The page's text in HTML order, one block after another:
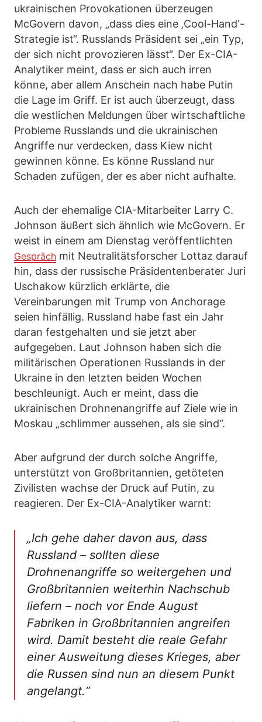
ukrainischen Provokationen überzeugen
McGovern davon, „dass dies eine ‚Cool-Hand‘-
Strategie ist“. Russlands Präsident sei „ein Typ,
der sich nicht provozieren lässt“. Der Ex-CIA-
Analytiker meint, dass er sich auch irren
könne, aber allem Anschein nach habe Putin
die Lage im Griff. Er ist auch überzeugt, dass
die westlichen Meldungen über wirtschaftliche
Probleme Russlands und die ukrainischen
Angriffe nur verdecken, dass Kiew nicht
gewinnen könne. Es könne Russland nur
Schaden zufügen, der es aber nicht aufhalte.
Auch der ehemalige CIA-Mitarbeiter Larry C.
Johnson äußert sich ähnlich wie McGovern. Er
weist in einem am Dienstag veröffentlichten
Gespräch mit Neutralitätsforscher Lottaz darauf
hin, dass der russische Präsidentenberater Juri
Uschakow kürzlich erklärte, die
Vereinbarungen mit Trump von Anchorage
seien hinfällig. Russland habe fast ein Jahr
daran festgehalten und sie jetzt aber
aufgegeben. Laut Johnson haben sich die
militärischen Operationen Russlands in der
Ukraine in den letzten beiden Wochen
beschleunigt. Auch er meint, dass die
ukrainischen Drohnenangriffe auf Ziele wie in
Moskau „schlimmer aussehen, als sie sind“.
Aber aufgrund der durch solche Angriffe,
unterstützt von Großbritannien, getöteten
Zivilisten wachse der Druck auf Putin, zu
reagieren. Der Ex-CIA-Analytiker warnt:
„Ich gehe daher davon aus, dass
Russland – sollten diese
Drohnenangriffe so weitergehen und
Großbritannien weiterhin Nachschub
liefern – noch vor Ende August
Fabriken in Großbritannien angreifen
wird. Damit besteht die reale Gefahr
einer Ausweitung dieses Krieges, aber
die Russen sind nun an diesem Punkt
angelangt.“